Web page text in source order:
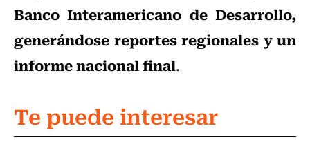
Banco Interamericano de Desarrollo,
generándose reportes regionales y un
informe nacional final.
Te puede interesar